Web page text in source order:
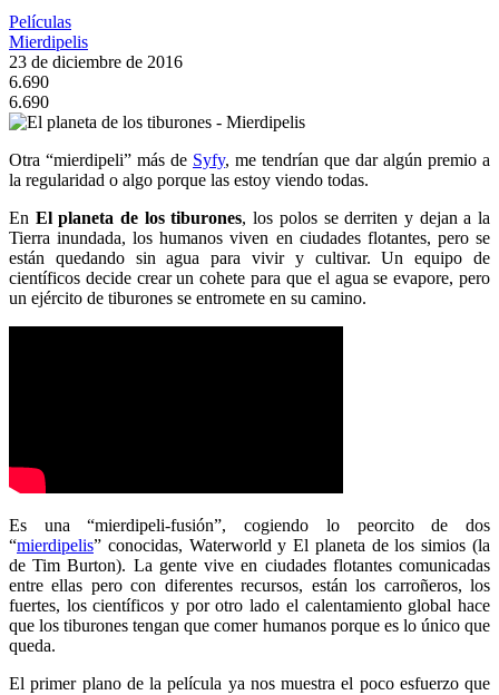
Películas
Mierdipelis
23 de diciembre de 2016
6.690
6.690
Otra “mierdipeli” más de Syfy, me tendrían que dar algún premio a
la regularidad o algo porque las estoy viendo todas.
En El planeta de los tiburones, los polos se derriten y dejan a la
Tierra inundada, los humanos viven en ciudades flotantes, pero se
están quedando sin agua para vivir y cultivar. Un equipo de
científicos decide crear un cohete para que el agua se evapore, pero
un ejército de tiburones se entromete en su camino.
Es una “mierdipeli-fusión”, cogiendo lo peorcito de dos
“mierdipelis” conocidas, Waterworld y El planeta de los simios (la
de Tim Burton). La gente vive en ciudades flotantes comunicadas
entre ellas pero con diferentes recursos, están los carroñeros, los
fuertes, los científicos y por otro lado el calentamiento global hace
que los tiburones tengan que comer humanos porque es lo único que
queda.
El primer plano de la película ya nos muestra el poco esfuerzo que